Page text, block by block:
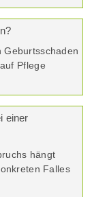
Geburtsschaden
Pflege
einer
hängt
Falles